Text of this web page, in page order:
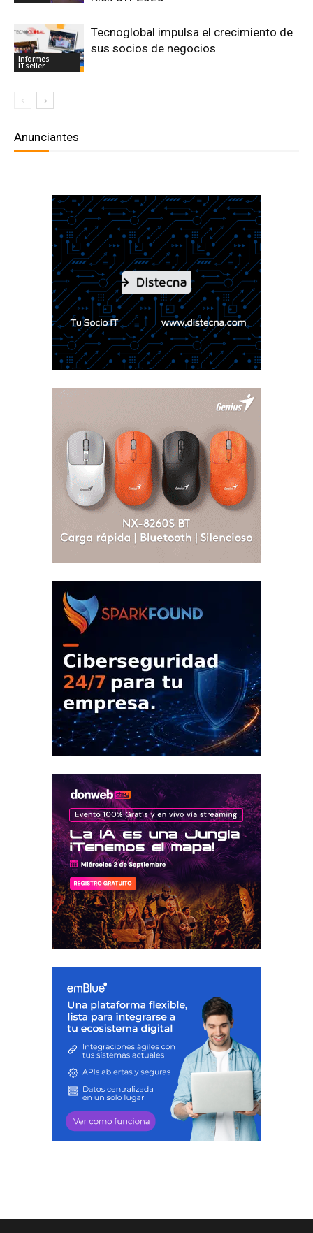
Informes
ITseller
Tecnoglobal impulsa el crecimiento de
sus socios de negocios
Anunciantes